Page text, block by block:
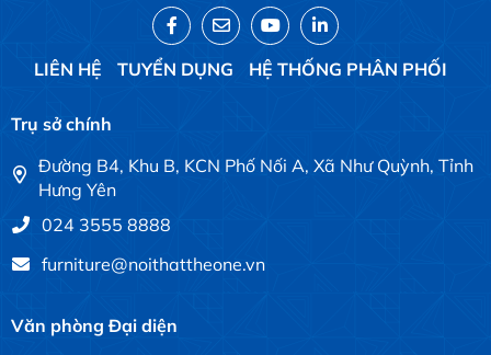
LIÊN HỆ TUYỂN DỤNG HỆ THỐNG PHÂN PHỐI
Trụ sở chính
Đường B4, Khu B, KCN Phố Nối A, Xã Như Quỳnh, Tỉnh
Hưng Yên
024 3555 8888
furniture@noithattheone.vn
Văn phòng Đại diện